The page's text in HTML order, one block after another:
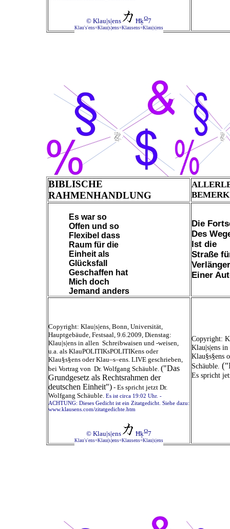
© Klau|s|ens ĦķΩ7
Klau's'ens=Klau(s)ens=Klausens=Klau|s|ens
BIBLISCHE
RAHMENHANDLUNG
Es war so
Offen und so
Flexibel dass
Raum für die
Einheit als
Glücksfall
Geschaffen hat
Mich doch
Jemand anders
Die
Des
Ist die
Straße
Einer
Copyright: Klau|s|ens, Bonn, Universität,
Hauptgebäude, Festsaal, 9.6.2009, Dienstag:
Klau|s|ens in allen Schreibwaisen und -weisen,
u.a. als KlauPOLITIKsPOLITIKens oder
Klau§s§ens oder Klau–s–ens. LIVE geschrieben,
bei Vortrag von Dr. Wolfgang Schäuble. ("Das
Grundgesetz als Rechtsrahmen der
deutschen Einheit") - Es spricht jetzt Dr.
Wolfgang Schäuble. Es ist circa 19:02 Uhr. -
ACHTUNG: Dieses Gedicht ist ein Zitatgedicht. Siehe dazu:
www.klausens.com/zitatgedichte.htm
© Klau|s|ens ĦķΩ7
Klau's'ens=Klau(s)ens=Klausens=Klau|s|ens
Copyright:
Klau|s|ens
Klau§s§ens
Schäuble.
Es spricht